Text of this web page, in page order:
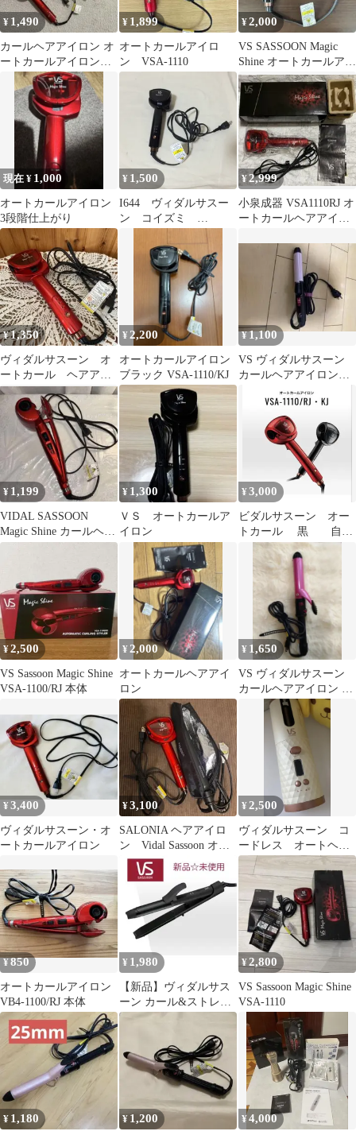
¥ 1,490
カールヘアアイロン オ
ートカールアイロン
マジックシャイン ヴ
ィダルサスーン
¥ 1,899
オートカールアイロ
ン VSA-1110
¥2,000
VS SASSOON Magic
Shine オートカールアイ
ロン 本体
現在 ¥ 1,000
オートカールアイロン
3段階仕上がり
¥ 1,500
I644 ヴィダルサスー
ン コイズミ
ャイン オートカールア
イロン VSA-1110/KJ
ヘアアイロン カー
ル ブラック
¥2,999
小泉成器 VSA1110RJ オ
ートカールヘアアイロ
¥1,350
ヴィダルサスーン オ
ートカール ヘアアイ
ロン
¥ 2,200
オートカールアイロン
ブラック VSA-1110/KJ
¥1,100
VS ヴィダルサスーン
カールヘアアイロン
VSI-2502/PJ ピンク
¥ 1,199
VIDAL SASSOON
Magic Shine カールヘア
アイロン レッド
¥ 1,300
ＶＳ オートカールア
イロン
¥3,000
ビダルサスーン オー
トカール 黒 自動
巻きとり 簡単カー
ル ヘアアイロン
¥2,500
VS Sassoon Magic Shine
VSA-1100/RJ 本体
¥ 2,000
オートカールヘアアイ
ロン
¥ 1,650
VS ヴィダルサスーン
カールヘアアイロン 本
¥3,400
ヴィダルサスーン・オ
ートカールアイロン
¥3,100
SALONIA ヘアアイロ
ン Vidal Sassoon オー
トカールアイロン
¥ 2,500
ヴィダルサスーン コ
ードレス オートヘア
カーラー ホワイト
本体のみ
¥850
オートカールアイロン
VB4-1100/RJ 本体
¥ 1,980
【新品】ヴィダルサス
ーン カール&ストレー
ト 2WAY ヘアアイロン
¥2,800
VS Sassoon Magic Shine
VSA-1110
¥ 1,180 ¥ 1,200 ¥4,000